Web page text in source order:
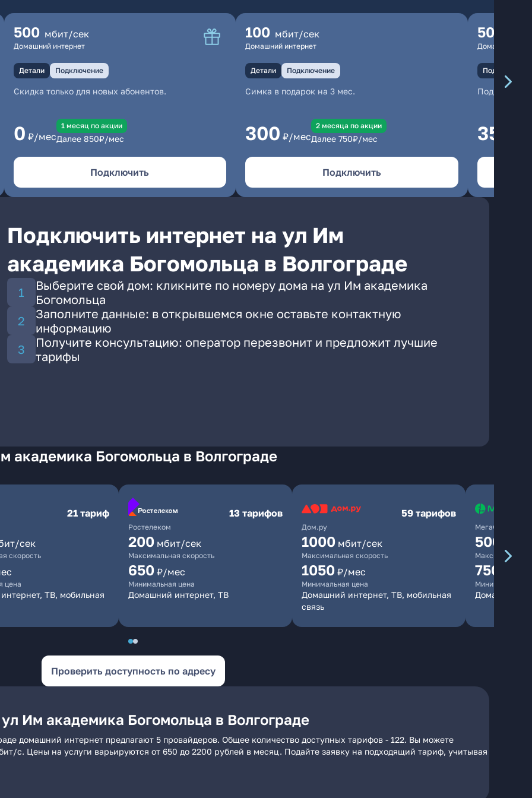
500 мбит/сек
Домашний интернет
Детали Подключение
Скидка только для новых абонентов.
0 ₽/мес
1 месяц по акции
Далее 850₽/мес
Подключить
100 мбит/сек
Домашний интернет
Детали Подключение
Симка в подарок на 3 мес.
300 ₽/мес
2 месяцa по акции
Далее 750₽/мес
Подключить
500
Домашний
Подключение
350
Подключить интернет на ул Им
академика Богомольца в Волгограде
Выберите свой дом: кликните по номеру дома на ул Им академика
Богомольца
Заполните данные: в открывшемся окне оставьте контактную
информацию
Получите консультацию: оператор перезвонит и предложит лучшие
тарифы
академика Богомольца в Волгограде
21 тариф
сек
скорость
цена
ТВ, мобильная
Ростелеком
13 тарифов
200 мбит/сек
Максимальная скорость
650 ₽/мес
Минимальная цена
Домашний интернет, ТВ
Дом.ру
59 тарифов
1000 мбит/сек
Максимальная скорость
1050 ₽/мес
Минимальная цена
Домашний интернет, ТВ, мобильная
связь
МегаФон
500
Максимальная
750
Минимальная
Домашний
Проверить доступность по адресу
Им академика Богомольца в Волгограде
домашний интернет предлагают 5 провайдеров. Общее количество доступных тарифов - 122. Вы можете
с. Цены на услуги варьируются от 650 до 2200 рублей в месяц. Подайте заявку на подходящий тариф, учитывая